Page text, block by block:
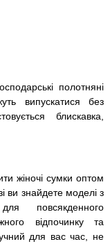
полотняні
випускатися без
блискавка,
жіночі сумки оптом
ви знайдете моделі з
повсякденного
відпочинку та
для вас час, не